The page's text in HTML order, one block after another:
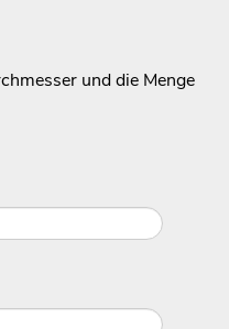
und die Menge